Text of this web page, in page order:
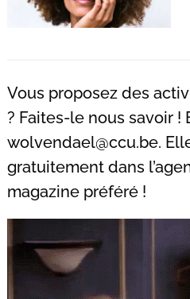
Vous proposez des
? Faites-le nous savoir !
wolvendael@ccu.be.
gratuitement dans
magazine préféré !
Recherche
pour
: